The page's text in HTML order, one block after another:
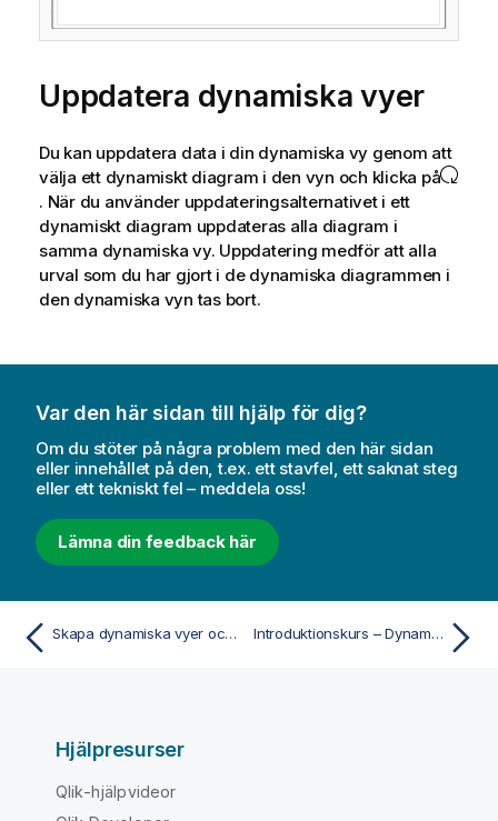
Uppdatera dynamiska vyer
Du kan uppdatera data i din dynamiska vy genom att
välja ett dynamiskt diagram i den vyn och klicka på
. När du använder uppdateringsalternativet i ett
dynamiskt diagram uppdateras alla diagram i
samma dynamiska vy. Uppdatering medför att alla
urval som du har gjort i de dynamiska diagrammen i
den dynamiska vyn tas bort.
Var den här sidan till hjälp för dig?
Om du stöter på några problem med den här sidan
eller innehållet på den, t.ex. ett stavfel, ett saknat steg
eller ett tekniskt fel – meddela oss!
Lämna din feedback här
Skapa dynamiska vyer och diagram Introduktionskurs – Dynamiska vyer
Hjälpresurser
Qlik-hjälpvideor